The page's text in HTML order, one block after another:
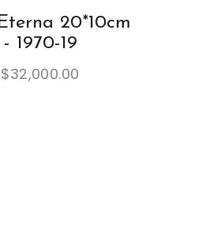
20*10cm
- 1970-19
$32,000.00